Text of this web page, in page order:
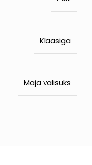
Klaasiga
Maja välisuks